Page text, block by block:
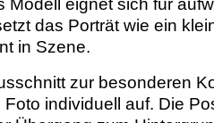
das Porträt wie ein
in Szene.
zur besonderen
Foto individuell auf. Die